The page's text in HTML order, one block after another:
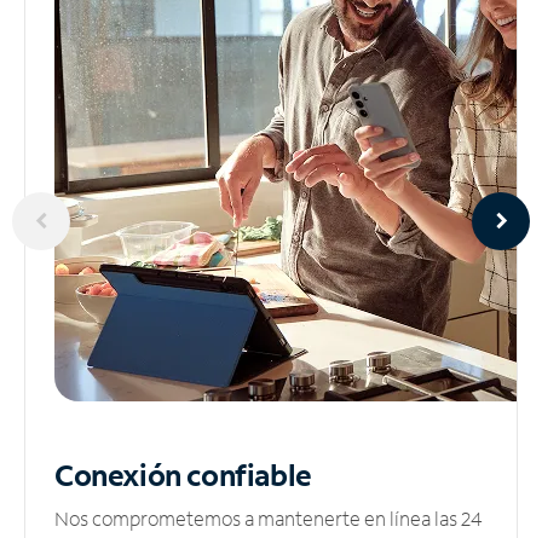
Conexión confiable
Nos comprometemos a mantenerte en línea las 24